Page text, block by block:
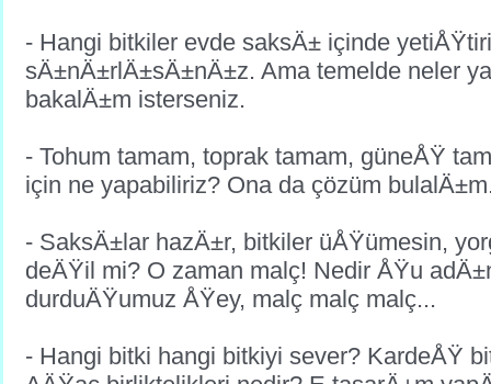
- Hangi bitkiler evde saksÄ± içinde
sÄ±nÄ±rlÄ±sÄ±nÄ±z. Ama temelde neler
bakalÄ±m isterseniz.
- Tohum tamam, toprak tamam, güneÅŸ
için ne yapabiliriz? Ona da çözüm
- SaksÄ±lar hazÄ±r, bitkiler üÅŸümesin,
deÄŸil mi? O zaman malç! Nedir ÅŸu
durduÄŸumuz ÅŸey, malç malç malç...
- Hangi bitki hangi bitkiyi sever? KardeÅŸ